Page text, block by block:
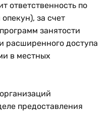
ответственность по
за счет
занятости
расширенного доступа
в местных
предоставления